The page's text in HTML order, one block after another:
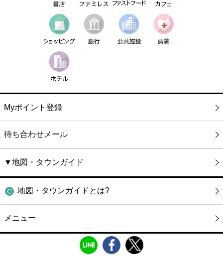
Myポイント登録
待ち合わせメール
▼地図・タウンガイド
地図・タウンガイドとは?
メニュー